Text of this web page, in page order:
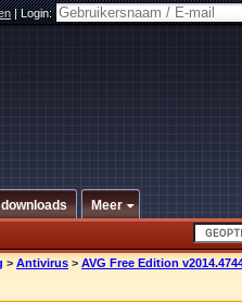
|Login:
downloads Meer
> Antivirus > AVG Free Edition